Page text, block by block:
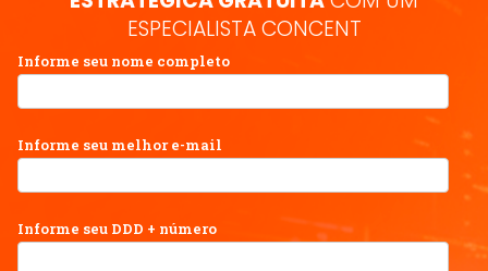
ESPECIALISTA CONCENT
Informe seu nome completo
Informe seu melhor e-mail
Informe seu DDD + número